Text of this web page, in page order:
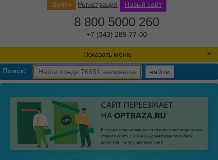
Войти Регистрация Новый сайт
8 800 5000 260
+7 (343) 289-77-00
Показать меню
Поиск: найти